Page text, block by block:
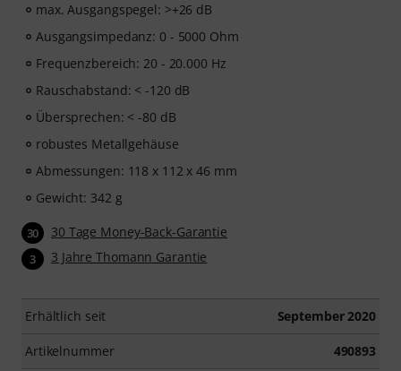
max. Ausgangspegel: >+26 dB
Ausgangsimpedanz: 0 - 5000 Ohm
Frequenzbereich: 20 - 20.000 Hz
Rauschabstand: < -120 dB
Übersprechen: < -80 dB
robustes Metallgehäuse
Abmessungen: 118 x 112 x 46 mm
Gewicht: 342 g
30 30 Tage Money-Back-Garantie
3 3 Jahre Thomann Garantie
Erhältlich seit September 2020
Artikelnummer 490893